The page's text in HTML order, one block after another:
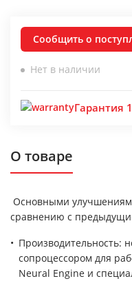
Сообщить о
Нет в наличии
Гарантия
О товаре
Основными
сравнению с
Производительность:
сопроцессором для
Neural Engine и